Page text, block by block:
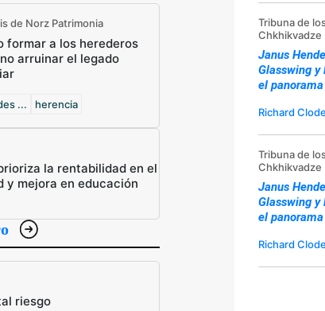
de Norz Patrimonia
formar a los herederos
arruinar el legado
... herencia
la rentabilidad en el
y mejora en educación
riesgo
Tribuna de
Chkhikvadze
Janus
Glasswing y
el
Richard Clode
Tribuna de
Chkhikvadze
Janus
Glasswing y
el
Richard Clode